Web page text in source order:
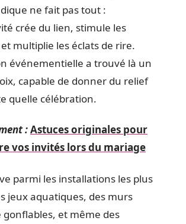
ne fait pas tout :
crée du lien, stimule les
multiplie les éclats de rire.
événementielle a trouvé là un
capable de donner du relief
quelle célébration.
:Astuces originales pour
vos invités lors du mariage
parmi les installations les plus
jeux aquatiques, des murs
gonflables, et même des